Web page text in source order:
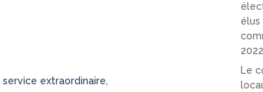
extraordinaire,
Le